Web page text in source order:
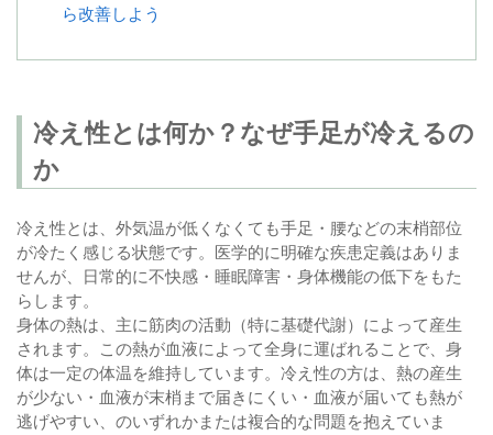
ら改善しよう
冷え性とは何か？なぜ手足が冷えるの
か
冷え性とは、外気温が低くなくても手足・腰などの末梢部位
が冷たく感じる状態です。医学的に明確な疾患定義はありま
せんが、日常的に不快感・睡眠障害・身体機能の低下をもた
らします。
身体の熱は、主に筋肉の活動（特に基礎代謝）によって産生
されます。この熱が血液によって全身に運ばれることで、身
体は一定の体温を維持しています。冷え性の方は、熱の産生
が少ない・血液が末梢まで届きにくい・血液が届いても熱が
逃げやすい、のいずれかまたは複合的な問題を抱えていま